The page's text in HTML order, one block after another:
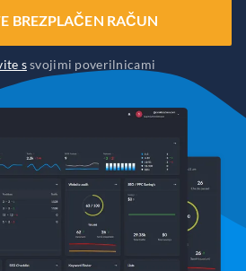
BREZPLAČEN RAČUN
ssvojimi poverilnicami